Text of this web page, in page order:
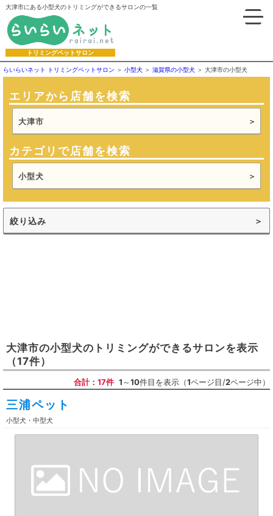
大津市にある小型犬のトリミングができるサロンの一覧
トリミングペットサロン
らいらいネット トリミングペットサロン 小型犬 滋賀県の小型犬 大津市の小型犬
エリアから店舗を検索
大津市
カテゴリで店舗を検索
小型犬
絞り込み
大津市の小型犬のトリミングができるサロンを表示
（17件）
合計：17件 1～10件目を表示（1ページ目/2ページ中）
三浦ペット
小型犬・中型犬